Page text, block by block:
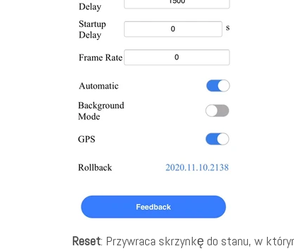
Reset: Przywraca skrzynkę do stanu, w